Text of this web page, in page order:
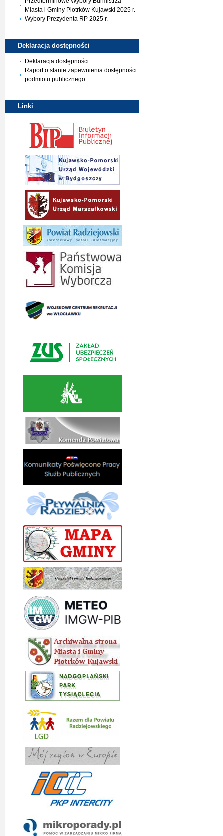
Miasta i Gminy Piotrków Kujawski 2025 r.
Wybory Prezydenta RP 2025 r.
Deklaracja dostępności
Deklaracja dostępności
Raport o stanie zapewnienia dostępności
podmiotu publicznego
Linki